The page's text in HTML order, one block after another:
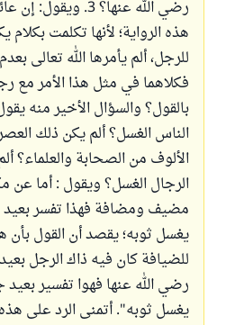
رضي الله عنها؟ 3.
هذه الرواية؛ لأنها تكلمت بكلام
للرجل، ألم يأمرها الله تعالى
فكلاهما في مثل هذا الأمر
بالقول؟ والسؤال الأخير منه
الناس الغسل؟ ألم يكن ذلك
الألوف من الصحابة والعلماء؟
الرجال الغسل؟ ويقول : أما عن
مضيف ومضافة فهذا تفسر بعيد
يغسل ثوبه؛ يقصد أن القول
للضيافة كان فيه ذاك الرجل
رضي الله عنها فهوا تفسير بعيد
يغسل ثوبه". أتمنى الرد على